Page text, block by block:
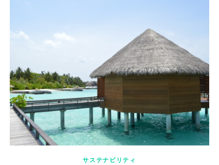
サステナビリティ